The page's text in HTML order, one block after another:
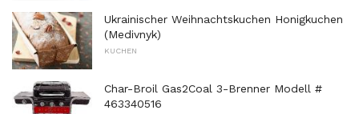
Ukrainischer Weihnachtskuchen Honigkuchen
(Medivnyk)
KUCHEN
Char-Broil Gas2Coal 3-Brenner Modell #
463340516